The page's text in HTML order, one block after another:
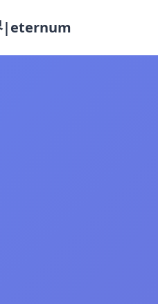
|eternum